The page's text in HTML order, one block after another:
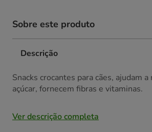
Sobre este produto
Descrição
Snacks crocantes para cães, ajudam
açúcar, fornecem fibras e vitaminas.
Ver descrição completa